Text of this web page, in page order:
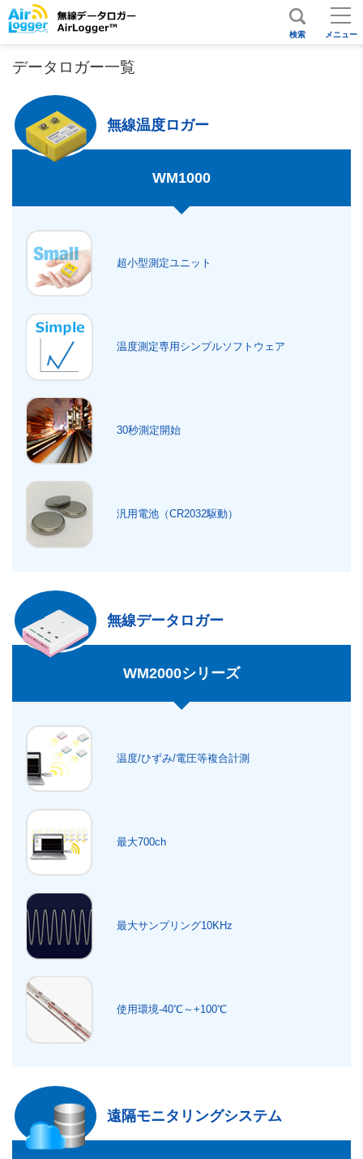
検索 メニュー
データロガー一覧
無線温度ロガー
WM1000
超小型測定ユニット
温度測定専用シンプルソフトウェア
30秒測定開始
汎用電池（CR2032駆動）
無線データロガー
WM2000シリーズ
温度/ひずみ/電圧等複合計測
最大700ch
最大サンプリング10KHz
使用環境-40℃～+100℃
遠隔モニタリングシステム